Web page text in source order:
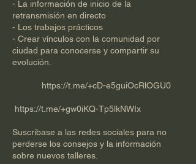
- La información de inicio de la
retransmisión en directo
- Los trabajos prácticos
- Crear vínculos con la comunidad por
ciudad para conocerse y compartir su
evolución.
https://t.me/+cD-e5guiOcRlOGU0
https://t.me/+gw0iKQ-Tp5lkNWIx
Suscríbase a las redes sociales para no
perderse los consejos y la información
sobre nuevos talleres.​​​​​​​